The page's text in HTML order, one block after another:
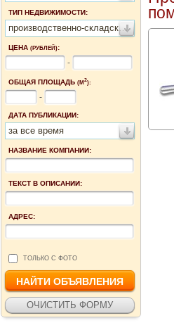
ТИП НЕДВИЖИМОСТИ:
производственно-складские помещения
ЦЕНА (РУБЛЕЙ):
-
ОБЩАЯ ПЛОЩАДЬ (М2):
-
ДАТА ПУБЛИКАЦИИ:
за все время
НАЗВАНИЕ КОМПАНИИ:
ТЕКСТ В ОПИСАНИИ:
АДРЕС:
ТОЛЬКО С ФОТО